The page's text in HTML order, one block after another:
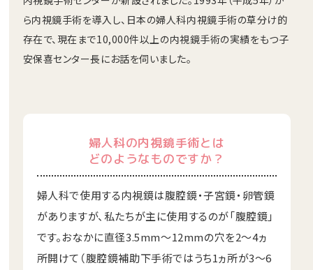
ら内視鏡手術を導入し、日本の婦人科内視鏡手術の草分け的
存在で、現在まで10,000件以上の内視鏡手術の実績をもつ子
安保喜センター長にお話を伺いました。
婦人科の内視鏡手術とは
どのようなものですか？
婦人科で使用する内視鏡は腹腔鏡・子宮鏡・卵管鏡
がありますが、私たちが主に使用するのが「腹腔鏡」
です。おなかに直径3.5mm～12mmの穴を2～4ヵ
所開けて（腹腔鏡補助下手術ではうち1ヵ所が3～6